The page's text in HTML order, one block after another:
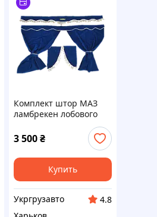
Комплект штор МАЗ
ламбрекен лобового
скла, куточки бокового
скла і штори на
спальник
3 500₴
Купить
Укргрузавто
4.8